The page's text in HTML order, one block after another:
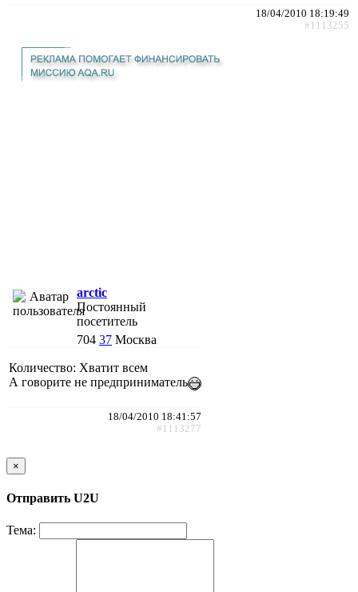
18/04/2010 18:19:49
#1113255
arctic
Постоянный
посетитель
704 37 Москва
Количество: Хватит всем
А говорите не предприниматель
18/04/2010 18:41:57
#1113277
×
Отправить U2U
Тема: